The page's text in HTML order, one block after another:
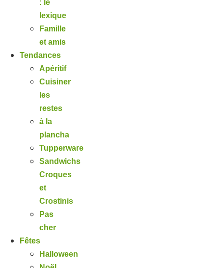
: le
lexique
Famille
et amis
Tendances
Apéritif
Cuisiner
les
restes
à la
plancha
Tupperware
Sandwichs
Croques
et
Crostinis
Pas
cher
Fêtes
Halloween